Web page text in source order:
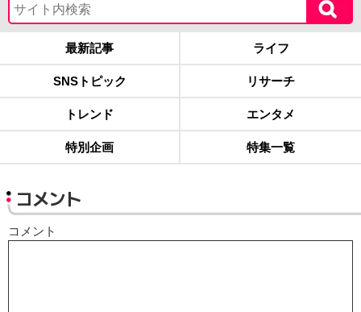
最新記事 ライフ
SNSトピック リサーチ
トレンド エンタメ
特別企画 特集一覧
コメント
コメント